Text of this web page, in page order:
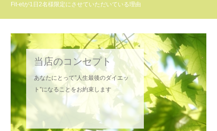
Fit-etが1日2名様限定にさせていただいている理由
お子様がいらっしゃる方へ（同伴OKです）
通院されている方、体調に不安がある方は一読ください
Fit-etで用意しているもの、お客様にお持ちいただくもの
当店のコンセプト
あなたにとって”人生最後のダイエッ
ト”になることをお約束します